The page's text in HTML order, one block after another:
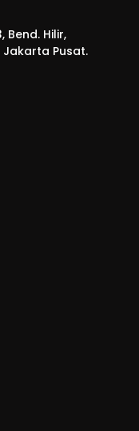
Bend. Hilir,
Pusat.